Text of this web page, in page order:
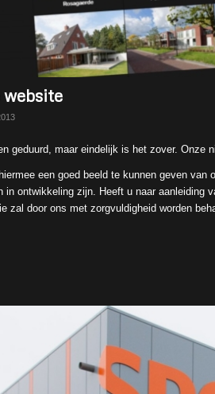
geduurd, maar eindelijk is het zover. Onze
een goed beeld te kunnen geven
in ontwikkeling zijn. Heeft u naar aanleiding
zal door ons met zorgvuldigheid worden